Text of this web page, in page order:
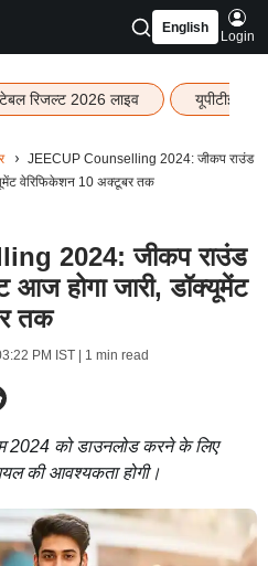
English
Login
रिजल्ट 2026 लाइव यूपीटीईटी
JEECUP Counselling 2024: जीकप राउंड
वेरिफिकेशन 10 अक्टूबर तक
2024: जीकप राउंड
आज होगा जारी, डॉक्यूमेंट
तक
PM IST| 1 min read
2024 को डाउनलोड करने के लिए
की आवश्यकता होगी।